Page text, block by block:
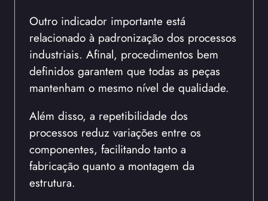
Outro indicador importante está
relacionado à padronização dos processos
industriais. Afinal, procedimentos bem
definidos garantem que todas as peças
mantenham o mesmo nível de qualidade.
Além disso, a repetibilidade dos
processos reduz variações entre os
componentes, facilitando tanto a
fabricação quanto a montagem da
estrutura.